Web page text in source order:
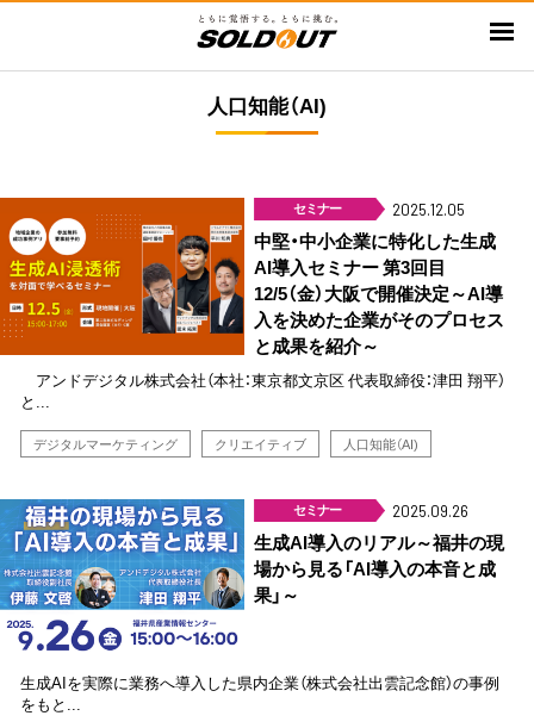
ン
ン
ツ
に
移
動
人口知能（AI)
セミナー 2025.12.05
中堅・中小企業に特化した生成
AI導入セミナー 第3回目
12/5（金）大阪で開催決定～AI導
入を決めた企業がそのプロセス
と成果を紹介～
アンドデジタル株式会社（本社：東京都文京区 代表取締役：津田 翔平）
と...
デジタルマーケティング クリエイティブ 人口知能（AI)
セミナー 2025.09.26
生成AI導入のリアル～福井の現
場から見る「AI導入の本音と成
果」～
生成AIを実際に業務へ導入した県内企業（株式会社出雲記念館）の事例
をもと...